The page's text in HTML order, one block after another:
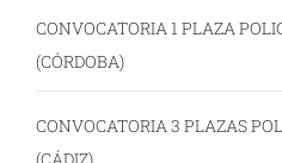
CONVOCATORIA 1 PLAZA
(CÓRDOBA)
CONVOCATORIA 3 PLAZAS